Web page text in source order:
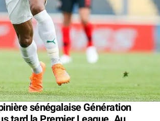
sénégalaise Génération